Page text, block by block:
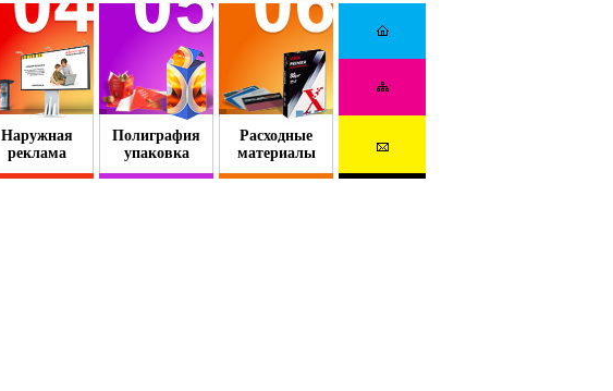
Наружная
реклама
Полиграфия
упаковка
Расходные
материалы